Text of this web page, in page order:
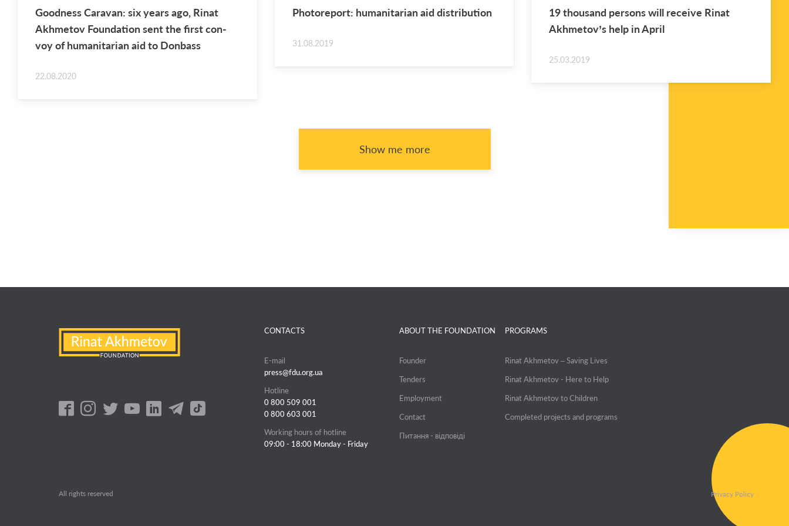
Good­ness Car­a­van: six years ago, Rinat
Akhme­tov Foun­da­tion sent the first con­
voy of hu­man­i­tar­ian aid to Don­bass
22.08.2020
Pho­tore­port: hu­man­i­tar­ian aid dis­tri­b­u­tion
31.08.2019
19 thou­sand per­sons will re­ceive Rinat
Akhme­tov’s help in April
25.03.2019
Show me more
CONTACTS
E-mail
press@fdu.org.ua
Hotline
0 800 509 001
0 800 603 001
Working hours of hotline
09:00 - 18:00 Monday - Friday
ABOUT THE FOUNDATION
Founder
Tenders
Employment
Contact
Питання - відповіді
PROGRAMS
Rinat Akhmetov – Saving Lives
Rinat Akhmetov - Here to Help
Rinat Akhmetov to Children
Completed projects and programs
All rights reserved Privacy Policy